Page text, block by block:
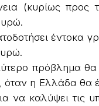
(κυρίως προς
έντοκα
πρόβλημα θα
όταν η Ελλάδα θα
να καλύψει τις